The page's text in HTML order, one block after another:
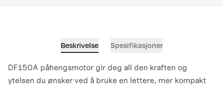
Beskrivelse Spesifikasjoner
DF150A påhengsmotor gir deg all den kraften og
ytelsen du ønsker ved å bruke en lettere, mer kompakt